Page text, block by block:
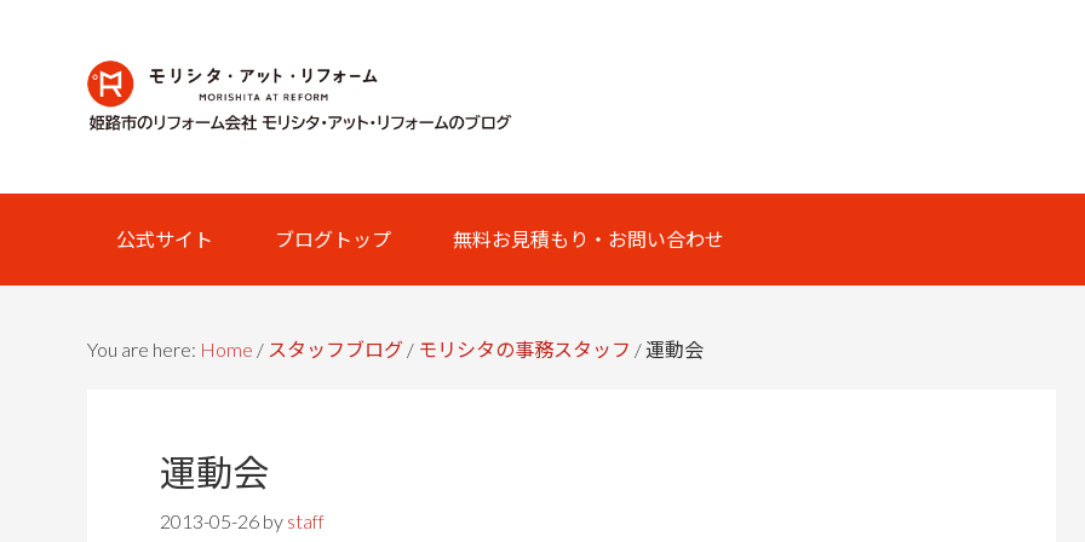
navigation
公式サイト ブログトップ 無料お見積もり・お問い合わせ
You are here: Home / スタッフブログ / モリシタの事務スタッフ /運動会
運動会
2013-05-26 by staff